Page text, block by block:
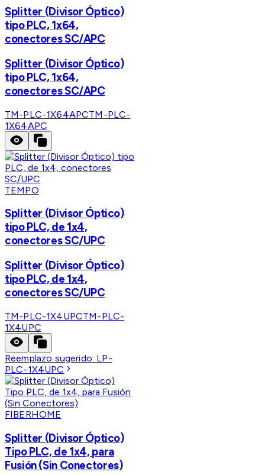
Splitter (Divisor Óptico)
tipo PLC, 1x64,
conectores SC/APC
Splitter (Divisor Óptico)
tipo PLC, 1x64,
conectores SC/APC
TM-PLC-1X64APCTM-PLC-
1X64APC
TEMPO
Splitter (Divisor Óptico)
tipo PLC, de 1x4,
conectores SC/UPC
Splitter (Divisor Óptico)
tipo PLC, de 1x4,
conectores SC/UPC
TM-PLC-1X4UPCTM-PLC-
1X4UPC
Reemplazo sugerido: LP-
PLC-1X4UPC
FIBERHOME
Splitter (Divisor Óptico)
Tipo PLC, de 1x4, para
Fusión (Sin Conectores)